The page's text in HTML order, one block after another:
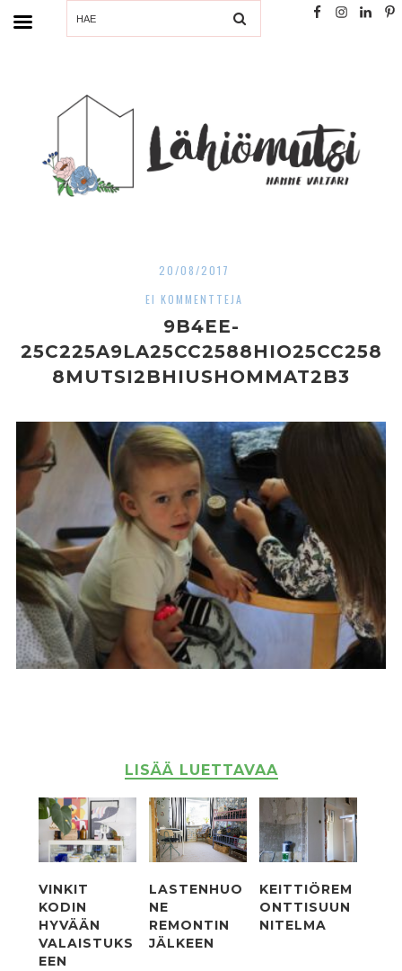
SEARCH
20/08/2017
EI KOMMENTTEJA
9B4EE-
25C225A9LA25CC2588HIO25CC258
8MUTSI2BHIUSHOMMAT2B3
LISÄÄ LUETTAVAA
VINKIT
KODIN
HYVÄÄN
VALAISTUKS
EEN
LASTENHUO
NE
REMONTIN
JÄLKEEN
KEITTIÖREM
ONTTISUUN
NITELMA